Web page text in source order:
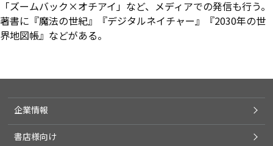
「ズームバック×オチアイ」など、メディアでの発信も行う。
著書に『魔法の世紀』『デジタルネイチャー』『2030年の世
界地図帳』などがある。
企業情報
書店様向け